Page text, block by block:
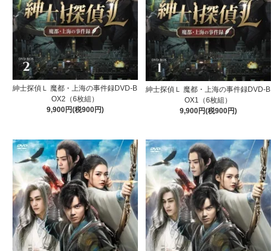
紳士探偵Ｌ 魔都・上海の事件録DVD-B
OX2（6枚組）
9,900円(税900円)
紳士探偵Ｌ 魔都・上海の事件録DVD-B
OX1（6枚組）
9,900円(税900円)